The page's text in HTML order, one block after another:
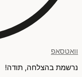
וואטסאפ
נרשמת בהצלחה, תודה!